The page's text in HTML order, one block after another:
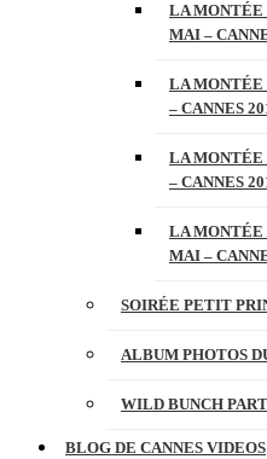
LA MONTÉE
MAI –
LA MONTÉE
– CANNES
LA MONTÉE
– CANNES
LA MONTÉE
MAI –
SOIRÉE PETIT
ALBUM PHOTOS
WILD BUNCH
BLOG DE CANNES VIDEOS